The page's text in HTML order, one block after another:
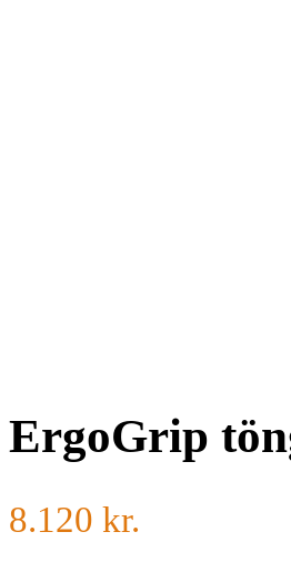
ErgoGrip
8.120 kr.